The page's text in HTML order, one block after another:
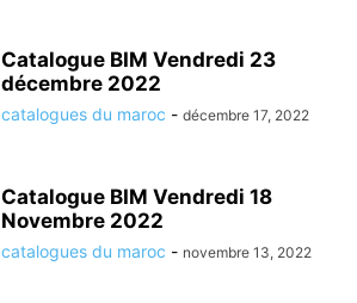
Catalogue BIM Vendredi 23
décembre 2022
catalogues du maroc - décembre 17, 2022
Catalogue BIM Vendredi 18
Novembre 2022
catalogues du maroc - novembre 13, 2022